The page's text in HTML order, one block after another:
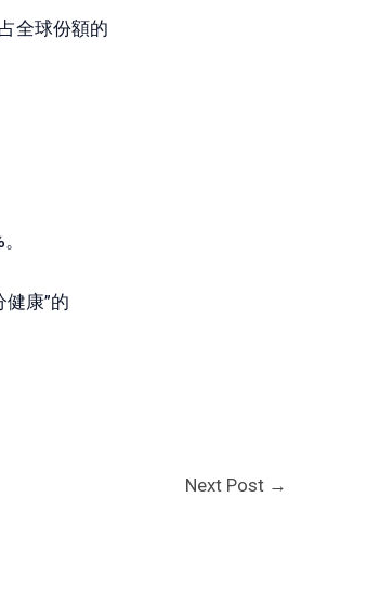
全球份額的
康”的
Next Post →